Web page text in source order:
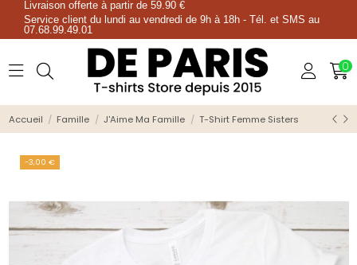
Livraison offerte à partir de 59.90 €
Service client du lundi au vendredi de 9h à 18h - Tél. et SMS au
07.68.99.49.01
0
Accueil Famille J'Aime Ma Famille T-Shirt Femme Sisters
-3,00 €